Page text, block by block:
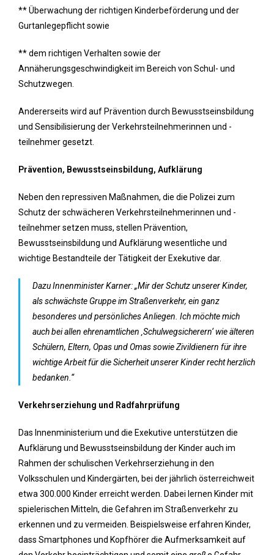
** Überwachung der richtigen Kinderbeförderung und der
Gurtanlegepflicht sowie
** dem richtigen Verhalten sowie der
Annäherungsgeschwindigkeit im Bereich von Schul- und
Schutzwegen.
Andererseits wird auf Prävention durch Bewusstseinsbildung
und Sensibilisierung der Verkehrsteilnehmerinnen und -
teilnehmer gesetzt.
Prävention, Bewusstseinsbildung, Aufklärung
Neben den repressiven Maßnahmen, die die Polizei zum
Schutz der schwächeren Verkehrsteilnehmerinnen und -
teilnehmer setzen muss, stellen Prävention,
Bewusstseinsbildung und Aufklärung wesentliche und
wichtige Bestandteile der Tätigkeit der Exekutive dar.
Dazu Innenminister Karner: „Mir der Schutz unserer Kinder,
als schwächste Gruppe im Straßenverkehr, ein ganz
besonderes und persönliches Anliegen. Ich möchte mich
auch bei allen ehrenamtlichen ‚Schulwegsicherern‘ wie älteren
Schülern, Eltern, Opas und Omas sowie Zivildienern für ihre
wichtige Arbeit für die Sicherheit unserer Kinder recht herzlich
bedanken.“
Verkehrserziehung und Radfahrprüfung
Das Innenministerium und die Exekutive unterstützen die
Aufklärung und Bewusstseinsbildung der Kinder auch im
Rahmen der schulischen Verkehrserziehung in den
Volksschulen und Kindergärten, bei der jährlich österreichweit
etwa 300.000 Kinder erreicht werden. Dabei lernen Kinder mit
spielerischen Mitteln, die Gefahren im Straßenverkehr zu
erkennen und zu vermeiden. Beispielsweise erfahren Kinder,
dass Smartphones und Kopfhörer die Aufmerksamkeit auf